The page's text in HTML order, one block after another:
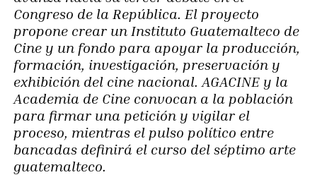
Congreso de la República. El proyecto
propone crear un Instituto Guatemalteco de
Cine y un fondo para apoyar la producción,
formación, investigación, preservación y
exhibición del cine nacional. AGACINE y la
Academia de Cine convocan a la población
para firmar una petición y vigilar el
proceso, mientras el pulso político entre
bancadas definirá el curso del séptimo arte
guatemalteco.